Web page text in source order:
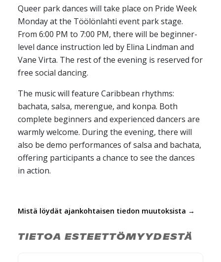
Queer park dances will take place on Pride Week
Monday at the Töölönlahti event park stage.
From 6:00 PM to 7:00 PM, there will be beginner-
level dance instruction led by Elina Lindman and
Vane Virta. The rest of the evening is reserved for
free social dancing.
The music will feature Caribbean rhythms:
bachata, salsa, merengue, and konpa. Both
complete beginners and experienced dancers are
warmly welcome. During the evening, there will
also be demo performances of salsa and bachata,
offering participants a chance to see the dances
in action.
Mistä löydät ajankohtaisen tiedon muutoksista →
TIETOA ESTEETTÖMYYDESTÄ